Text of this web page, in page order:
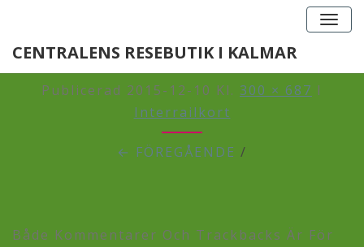
CENTRALENS RESEBUTIK I KALMAR
TREBILDER
Publicerad 2015-12-10 Kl. 300 × 687 I
Interrailkort
← FÖREGÅENDE /
Både Kommentarer Och Trackbacks Är För